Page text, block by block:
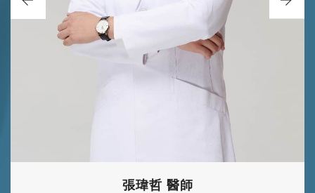
張瑋哲 醫師